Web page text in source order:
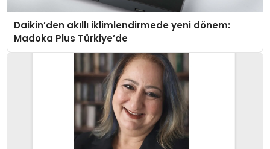
Daikin’den akıllı iklimlendirmede yeni dönem:
Madoka Plus Türkiye’de